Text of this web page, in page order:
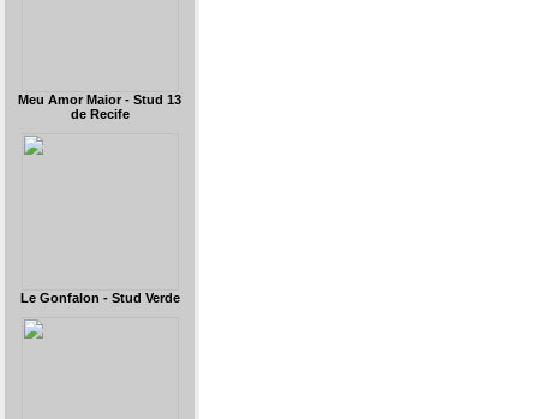
Meu Amor Maior - Stud 13
de Recife
Le Gonfalon - Stud Verde